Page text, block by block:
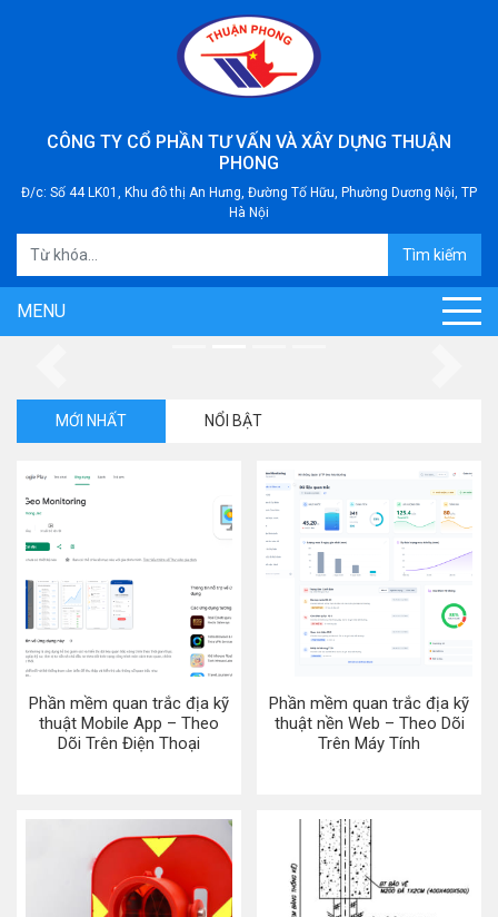
CÔNG TY CỔ PHẦN TƯ VẤN VÀ XÂY DỰNG THUẬN
PHONG
Đ/c: Số 44 LK01, Khu đô thị An Hưng, Đường Tố Hữu, Phường Dương Nội, TP
Hà Nội
Tìm kiếm
MENU
MỚI NHẤT NỔI BẬT
Phần mềm quan trắc địa kỹ
thuật Mobile App – Theo
Dõi Trên Điện Thoại
Phần mềm quan trắc địa kỹ
thuật nền Web – Theo Dõi
Trên Máy Tính